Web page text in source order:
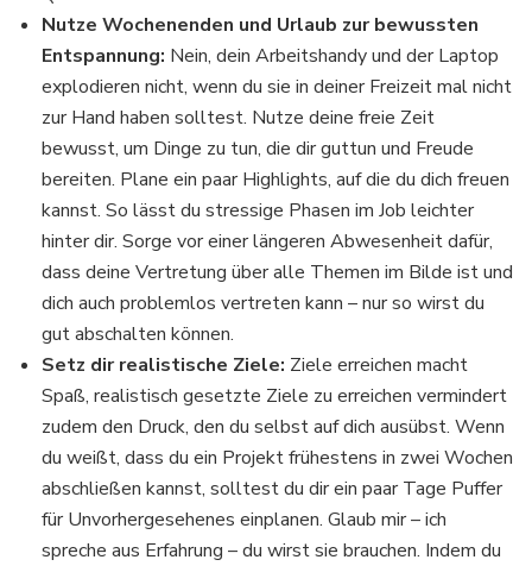
Nutze Wochenenden und Urlaub zur bewussten
Entspannung: Nein, dein Arbeitshandy und der Laptop
explodieren nicht, wenn du sie in deiner Freizeit mal nicht
zur Hand haben solltest. Nutze deine freie Zeit
bewusst, um Dinge zu tun, die dir guttun und Freude
bereiten. Plane ein paar Highlights, auf die du dich freuen
kannst. So lässt du stressige Phasen im Job leichter
hinter dir. Sorge vor einer längeren Abwesenheit dafür,
dass deine Vertretung über alle Themen im Bilde ist und
dich auch problemlos vertreten kann – nur so wirst du
gut abschalten können.
Setz dir realistische Ziele: Ziele erreichen macht
Spaß, realistisch gesetzte Ziele zu erreichen vermindert
zudem den Druck, den du selbst auf dich ausübst. Wenn
du weißt, dass du ein Projekt frühestens in zwei Wochen
abschließen kannst, solltest du dir ein paar Tage Puffer
für Unvorhergesehenes einplanen. Glaub mir – ich
spreche aus Erfahrung – du wirst sie brauchen. Indem du